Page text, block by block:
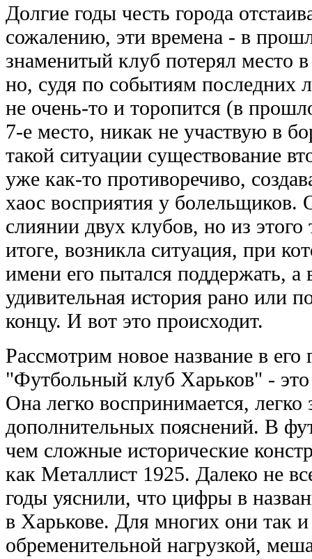
Долгие годы честь города
сожалению, эти времена - в
знаменитый клуб потерял место
но, судя по событиям последних
не очень-то и торопится (в
7-е место, никак не участвую в
такой ситуации существование
уже как-то противоречиво,
хаос восприятия у
слиянии двух клубов, но из
итоге, возникла ситуация, при
имени его пытался поддержать, а
удивительная история рано или
концу. И вот это происходит.
Рассмотрим новое название в его
"Футбольный клуб Харьков" -
Она легко воспринимается, легко
дополнительных пояснений. В
чем сложные исторические
как Металлист 1925. Далеко не
годы уяснили, что цифры в
в Харькове. Для многих они так
обременительной нагрузкой,